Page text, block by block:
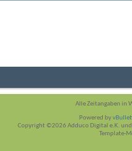
Alle Zeitangaben in
Powered by
Copyright ©2026 Adduco Digital e.K.
Template-